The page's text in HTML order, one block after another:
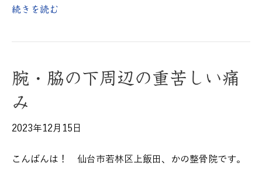
続きを読む
腕・脇の下周辺の重苦しい痛
み
2023年12月15日
こんばんは！ 仙台市若林区上飯田、かの整骨院です。